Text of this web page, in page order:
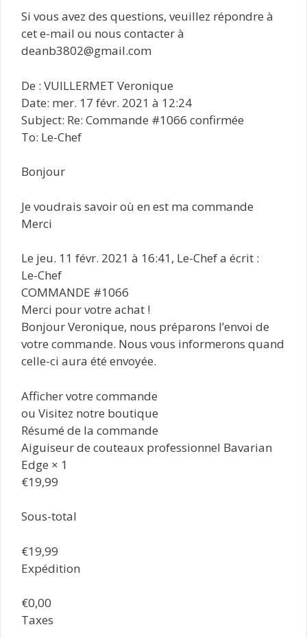
Si vous avez des questions, veuillez répondre à
cet e-mail ou nous contacter à
deanb3802@gmail.com
De : VUILLERMET Veronique
Date: mer. 17 févr. 2021 à 12:24
Subject: Re: Commande #1066 confirmée
To: Le-Chef
Bonjour
Je voudrais savoir où en est ma commande
Merci
Le jeu. 11 févr. 2021 à 16:41, Le-Chef a écrit :
Le-Chef
COMMANDE #1066
Merci pour votre achat !
Bonjour Veronique, nous préparons l’envoi de
votre commande. Nous vous informerons quand
celle-ci aura été envoyée.
Afficher votre commande
ou Visitez notre boutique
Résumé de la commande
Aiguiseur de couteaux professionnel Bavarian
Edge × 1
€19,99
Sous-total
€19,99
Expédition
€0,00
Taxes